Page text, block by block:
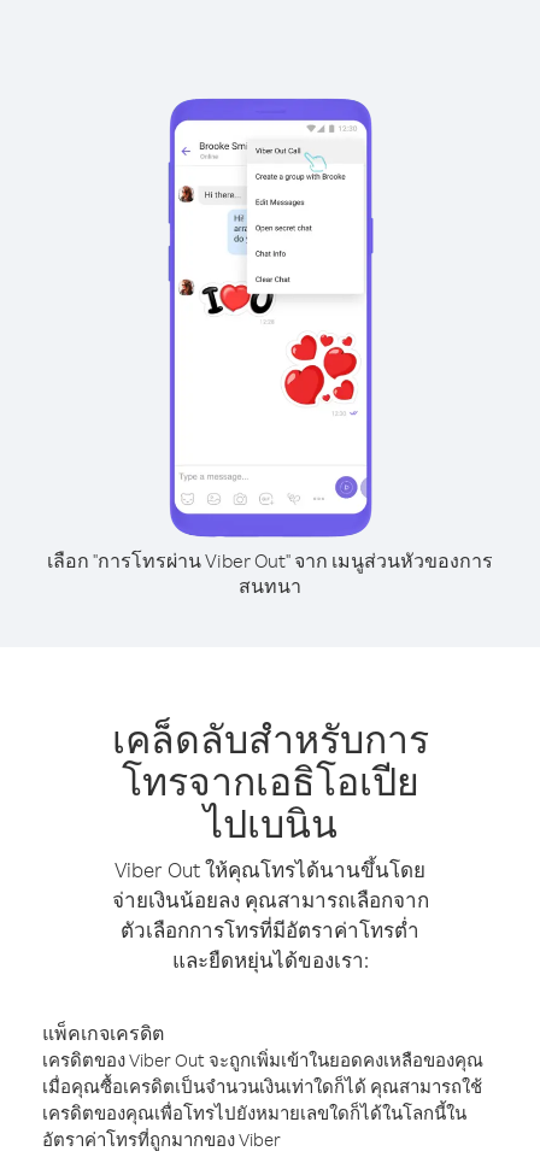
เลือก "การโทรผ่าน Viber Out" จาก เมนูส่วนหัวของการ
สนทนา
เคล็ดลับสำหรับการ
โทรจากเอธิโอเปีย
ไปเบนิน
Viber Out ให้คุณโทรได้นานขึ้นโดย
จ่ายเงินน้อยลง คุณสามารถเลือกจาก
ตัวเลือกการโทรที่มีอัตราค่าโทรต่ำ
และยืดหยุ่นได้ของเรา:
แพ็คเกจเครดิต
เครดิตของ Viber Out จะถูกเพิ่มเข้าในยอดคงเหลือของคุณ
เมื่อคุณซื้อเครดิตเป็นจำนวนเงินเท่าใดก็ได้ คุณสามารถใช้
เครดิตของคุณเพื่อโทรไปยังหมายเลขใดก็ได้ในโลกนี้ใน
อัตราค่าโทรที่ถูกมากของ Viber